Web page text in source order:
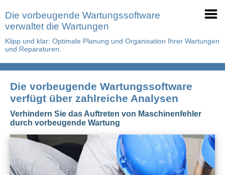
Die vorbeugende Wartungssoftware
verwaltet die Wartungen
Klipp und klar: Optimale Planung und Organisation Ihrer Wartungen
und Reparaturen.
Die vorbeugende Wartungssoftware
verfügt über zahlreiche Analysen
Verhindern Sie das Auftreten von Maschinenfehler
durch vorbeugende Wartung